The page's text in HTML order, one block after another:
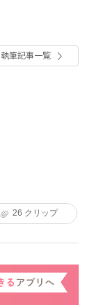
執筆記事一覧
26 クリップ